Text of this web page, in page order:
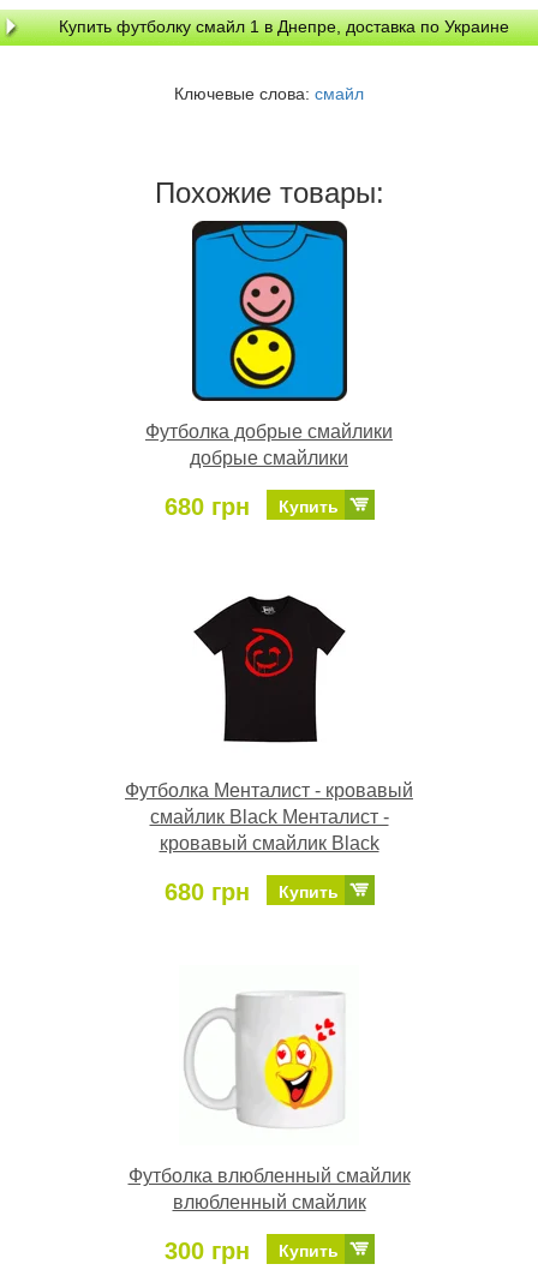
Купить футболку смайл 1 в Днепре, доставка по Украине
Ключевые слова: смайл
Похожие товары:
Футболка добрые смайлики
добрые смайлики
680 грн Купить
Футболка Менталист - кровавый
смайлик Black Менталист -
кровавый смайлик Black
680 грн Купить
Футболка влюбленный смайлик
влюбленный смайлик
300 грн Купить